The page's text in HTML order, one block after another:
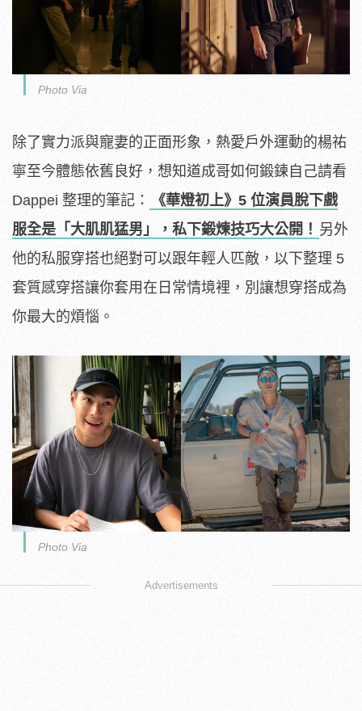
Photo Via
除了實力派與寵妻的正面形象，熱愛戶外運動的楊祐
寧至今體態依舊良好，想知道成哥如何鍛鍊自己請看
Dappei 整理的筆記：
《華燈初上》5 位演員脫下戲
服全是「大肌肌猛男」，私下鍛煉技巧大公開！ 另外
他的私服穿搭也絕對可以跟年輕人匹敵，以下整理 5
套質感穿搭讓你套用在日常情境裡，別讓想穿搭成為
你最大的煩惱。
Photo Via
Advertisements